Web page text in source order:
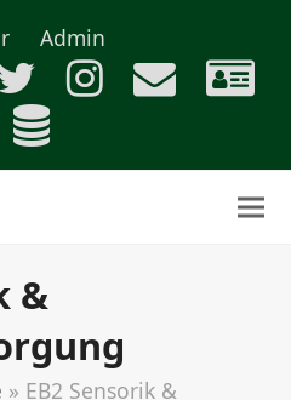
Admin
&
» EB2 Sensorik &